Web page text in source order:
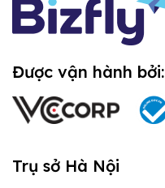
Được vận hành bởi:
Trụ sở Hà Nội